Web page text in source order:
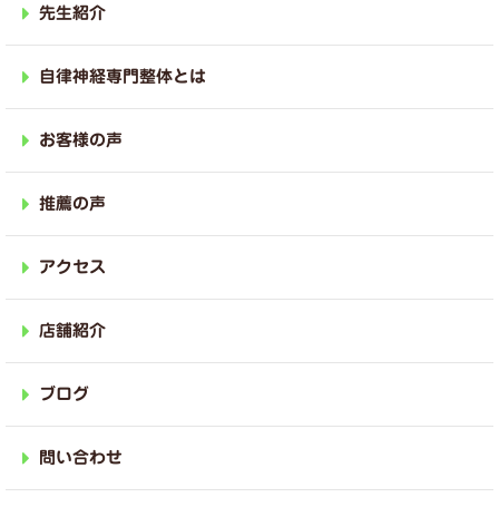
先生紹介
自律神経専門整体とは
お客様の声
推薦の声
アクセス
店舗紹介
ブログ
問い合わせ